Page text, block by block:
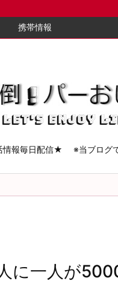
携帯情報
報毎日配信★ ※当ブログ
に一人が